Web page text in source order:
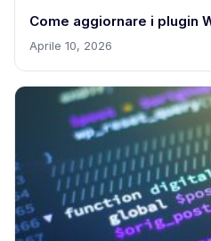
Come aggiornare i plugin
Aprile 10, 2026